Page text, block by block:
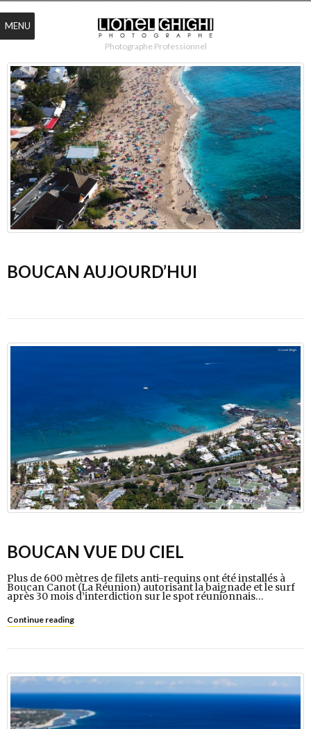
Photographe Professionnel
BOUCAN AUJOURD’HUI
BOUCAN VUE DU CIEL
Plus de 600 mètres de filets anti-requins ont été installés à
Boucan Canot (La Réunion) autorisant la baignade et le surf
après 30 mois d’interdiction sur le spot réunionnais…
Continue reading
MENU